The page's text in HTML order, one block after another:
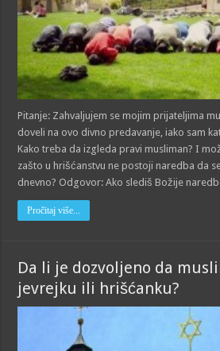
Pitanje: Zahvaljujem se mojim prijateljima
doveli na ovo divno predavanje, iako sam
Kako treba da izgleda pravi musliman? I
zašto u hrišćanstvu ne postoji naredba da
dnevno? Odgovor: Ako slediš Božije
Pročitaj više...
Da li je dozvoljeno da
jevrejku ili hrišćanku?